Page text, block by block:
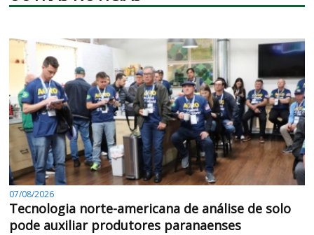
07/08/2026
Tecnologia norte-americana de análise de solo
pode auxiliar produtores paranaenses